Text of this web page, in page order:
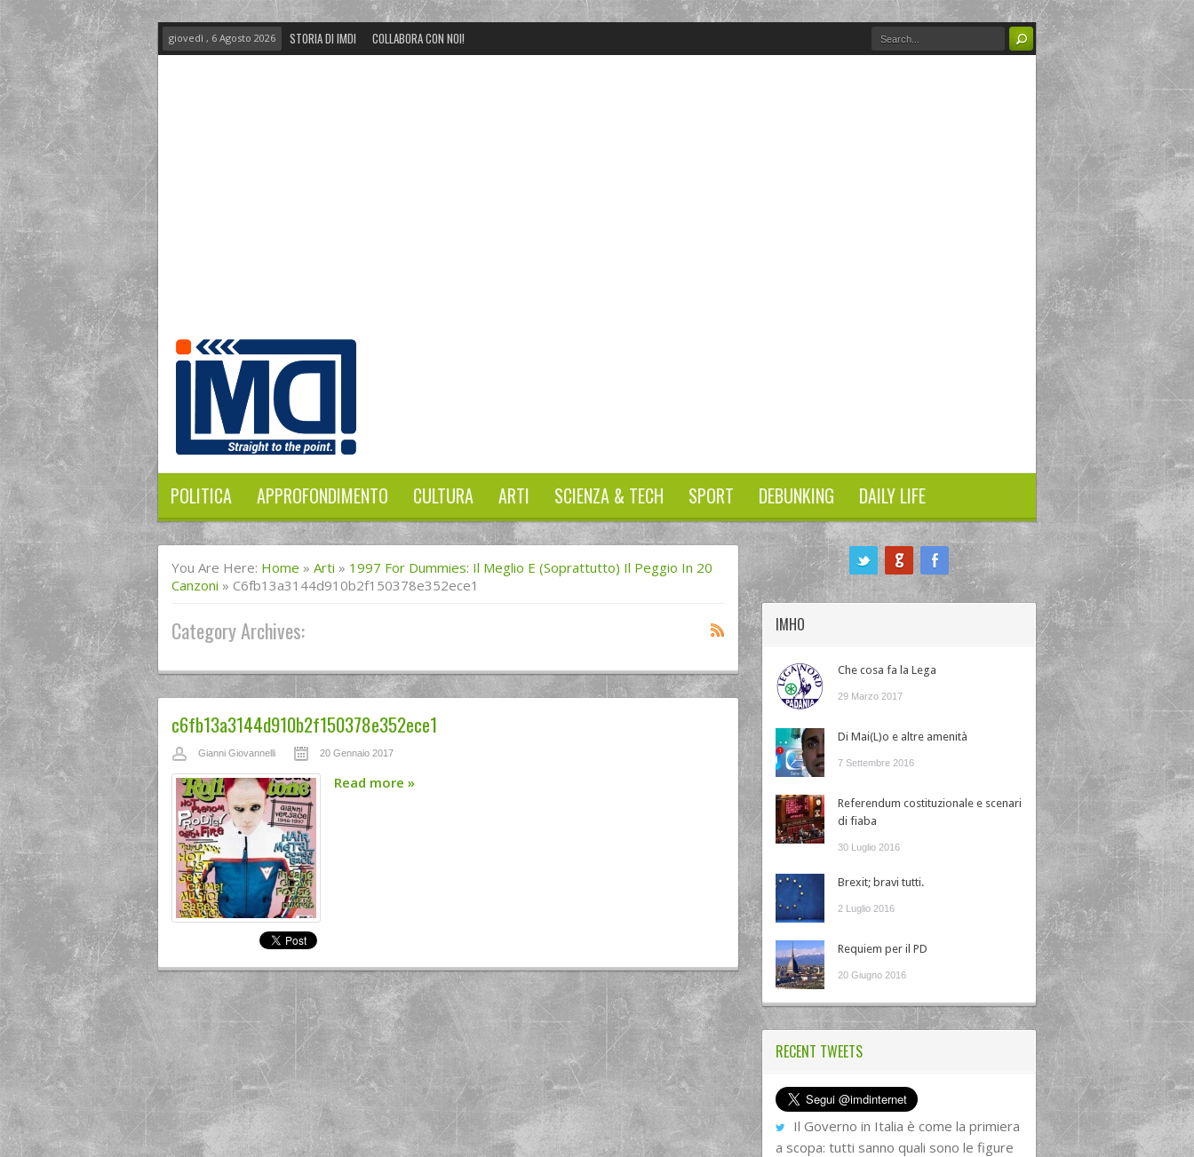
giovedì , 6 Agosto 2026 STORIA DI IMDI COLLABORA CON NOI!
POLITICA APPROFONDIMENTO CULTURA ARTI SCIENZA & TECH SPORT DEBUNKING DAILY LIFE
You Are Here: Home » Arti » 1997 For Dummies: Il Meglio E (soprattutto) Il Peggio In 20
Canzoni » C6fb13a3144d910b2f150378e352ece1
Category Archives:
c6fb13a3144d910b2f150378e352ece1
Gianni Giovannelli 20 Gennaio 2017
Read more »
IMHO
Che cosa fa la Lega
29 Marzo 2017
Di Mai(L)o e altre amenità
7 Settembre 2016
Referendum costituzionale e scenari
di fiaba
30 Luglio 2016
Brexit; bravi tutti.
2 Luglio 2016
Requiem per il PD
20 Giugno 2016
RECENT TWEETS
Il Governo in Italia è come la primiera
a scopa: tutti sanno quali sono le figure